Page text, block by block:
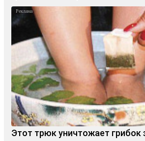
Этот трюк уничтожает грибок